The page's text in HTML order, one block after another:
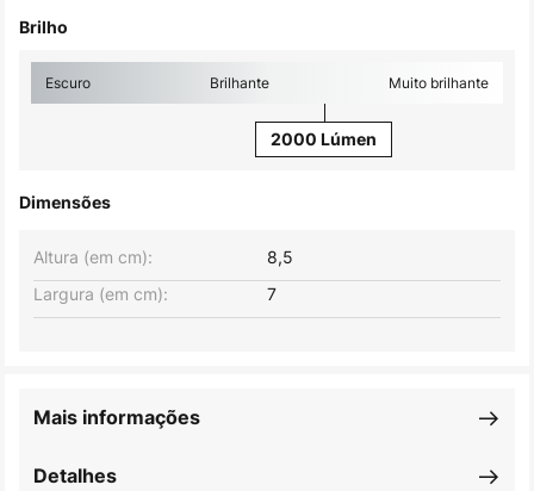
Brilho
Escuro Brilhante Muito brilhante
2000 Lúmen
Dimensões
Largura (em cm): 7
Altura (em cm): 8,5
Detalhes
Mais informações